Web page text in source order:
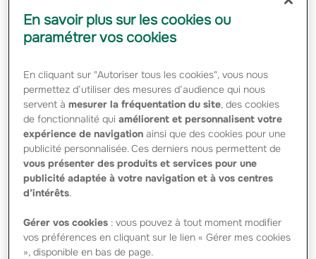
d'Icade, soit l'intégralité de la participation de
Groupama. Le montant total de l'opération
s'élève à environ 715 millions d'euros, soit
74,50 euros par action Icade cédée.
Groupama annonce ce jour la cession de 9 596 200
actions Icade à Crédit Agricole Assurances, représentant
12,95% du capital d’Icade, soit l’intégralité de la
participation de Groupama. Le montant total de l’opération
s’élève à environ 715 millions d’euros, soit 74,50 euros par
action Icade cédée.
diversification de ses actifs financiers, en s’appuyant sur
la bonne performance du cours d’Icade, liée au succès de
son nouveau plan stratégique.
En savoir plus sur les cookies ou
paramétrer vos cookies
En cliquant sur "Autoriser tous les cookies", vous nous
permettez d’utiliser des mesures d’audience qui nous
servent àmesurer la fréquentation du site, des cookies
de fonctionnalité quiaméliorent et personnalisent votre
expérience de navigation ainsi que des cookies pour une
publicité personnalisée. Ces derniers nous permettent de
vous présenter des produits et services pour une
publicité adaptée à votre navigation et à vos centres
d’intérêts.
Gérer vos cookies : vous pouvez à tout moment modifier
vos préférences en cliquant sur le lien « Gérer mes cookies
», disponible en bas de page.